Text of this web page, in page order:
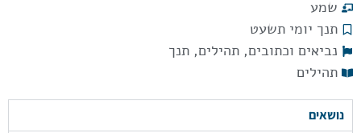
נושאים
שמע
תנך יומי תשעט
נביאים וכתובים, תהילים, תנך
תהילים